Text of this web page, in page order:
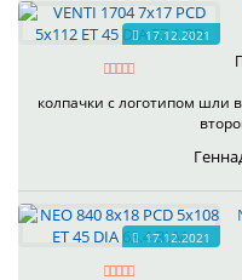
17.12.2021
колпачки с логотипом шли
17.12.2021